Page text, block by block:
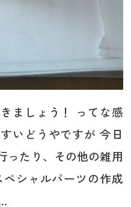
ましょう！ ってな感
いどうやですが 今日
ったり、その他の雑用
シャルパーツの作成